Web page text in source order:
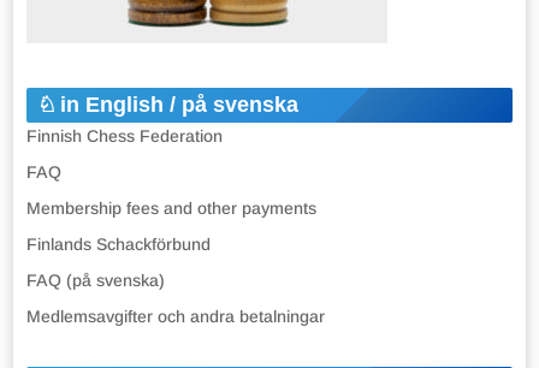
in English / på svenska
Finnish Chess Federation
FAQ
Membership fees and other payments
Finlands Schackförbund
FAQ (på svenska)
Medlemsavgifter och andra betalningar